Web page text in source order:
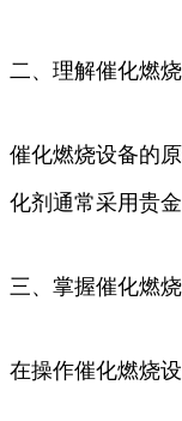
二、理解催化燃
催化燃烧设备的
化剂通常采用贵
三、掌握催化燃
在操作催化燃烧